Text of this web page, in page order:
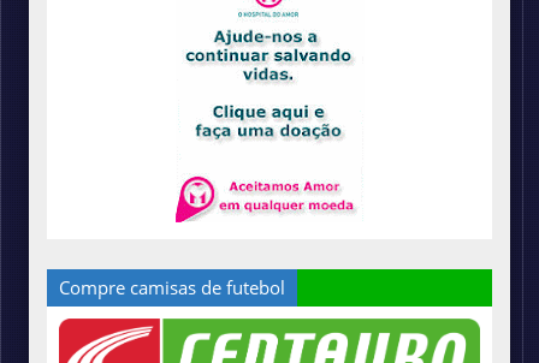
Compre camisas de futebol